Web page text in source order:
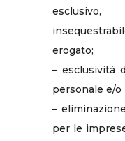
erogato;
– esclusività
personale e/
–
per le